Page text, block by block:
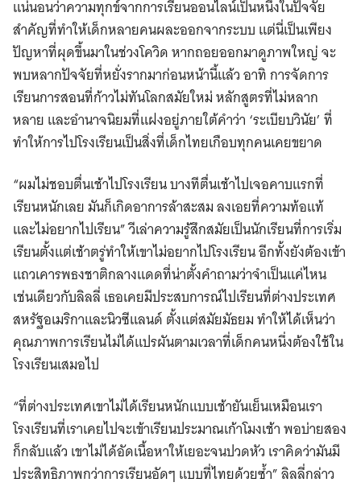
แน่นอนว่าความทุกข์จากการเรียนออนไลน์เป็นหนึ่งในปัจจัย
สำคัญที่ทำให้เด็กหลายคนผละออกจากระบบ แต่นี่เป็นเพียง
ปัญหาที่ผุดขึ้นมาในช่วงโควิด หากถอยออกมาดูภาพใหญ่ จะ
พบหลากปัจจัยที่หยั่งรากมาก่อนหน้านี้แล้ว อาทิ การจัดการ
เรียนการสอนที่ก้าวไม่ทันโลกสมัยใหม่ หลักสูตรที่ไม่หลาก
หลาย และอำนาจนิยมที่แฝงอยู่ภายใต้คำว่า ‘ระเบียบวินัย’ ที่
ทำให้การไปโรงเรียนเป็นสิ่งที่เด็กไทยเกือบทุกคนเคยขยาด
“ผมไม่ชอบตื่นเช้าไปโรงเรียน บางทีตื่นเช้าไปเจอคาบแรกที่
เรียนหนักเลย มันก็เกิดอาการล้าสะสม ลงเอยที่ความท้อแท้
และไม่อยากไปเรียน” วีเล่าความรู้สึกสมัยเป็นนักเรียนที่การเริ่ม
เรียนตั้งแต่เช้าตรู่ทำให้เขาไม่อยากไปโรงเรียน อีกทั้งยังต้องเข้า
แถวเคารพธงชาติกลางแดดที่น่าตั้งคำถามว่าจำเป็นแค่ไหน
เช่นเดียวกับลิลลี่ เธอเคยมีประสบการณ์ไปเรียนที่ต่างประเทศ
สหรัฐอเมริกาและนิวซีแลนด์ ตั้งแต่สมัยมัธยม ทำให้ได้เห็นว่า
คุณภาพการเรียนไม่ได้แปรผันตามเวลาที่เด็กคนหนึ่งต้องใช้ใน
โรงเรียนเสมอไป
“ที่ต่างประเทศเขาไม่ได้เรียนหนักแบบเช้ายันเย็นเหมือนเรา
โรงเรียนที่เราเคยไปจะเข้าเรียนประมาณเก้าโมงเช้า พอบ่ายสอง
ก็กลับแล้ว เขาไม่ได้อัดเนื้อหาให้เยอะจนปวดหัว เราคิดว่ามันมี
ประสิทธิภาพกว่าการเรียนอัดๆ แบบที่ไทยด้วยซ้ำ” ลิลลี่กล่าว